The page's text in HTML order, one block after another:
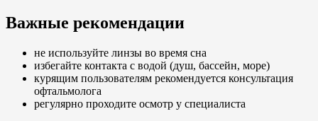
Важные рекомендации
не используйте линзы во время сна
избегайте контакта с водой (душ, бассейн, море)
курящим пользователям рекомендуется консультация
офтальмолога
регулярно проходите осмотр у специалиста